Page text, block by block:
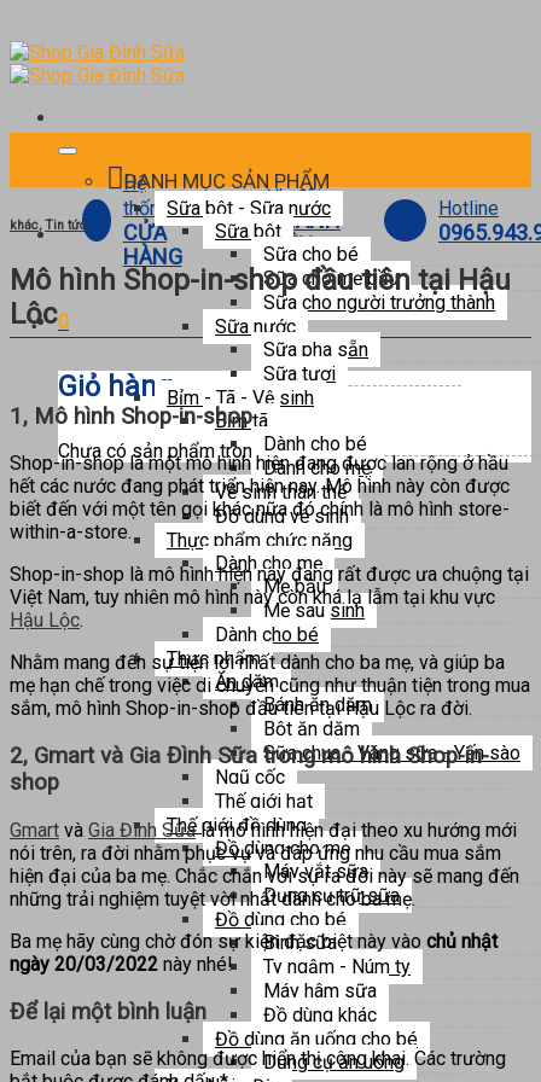
to
content
Hệ
thống
CỬA
HÀNG
Ưu đãi
THÀNH
VIÊN
Hotline
0
Giỏ hàng
Chưa có sản phẩm trong giỏ hàng.
DANH MỤC SẢN PHẨM
Sữa bột - Sữa nước
Sữa bột
Sữa cho bé
Sữa cho mẹ bầu
Sữa cho người trưởng thành
Sữa nước
Sữa pha sẵn
Sữa tươi
Bỉm - Tã - Vệ sinh
Bỉm tã
Dành cho bé
Dành cho mẹ
Vệ sinh thân thể
Đồ dùng vệ sinh
Thực phẩm chức năng
Dành cho mẹ
Mẹ bầu
Mẹ sau sinh
Dành cho bé
Thực phẩm
Ăn dặm
Bánh ăn dặm
Bột ăn dặm
Sữa chua - Váng sữa - Yến sào
Ngũ cốc
Thế giới hạt
Thế giới đồ dùng
Đồ dùng cho mẹ
Máy vắt sữa
Dụng cụ trữ sữa
Đồ dùng cho bé
Bình sữa
Ty ngậm - Núm ty
Máy hâm sữa
Đồ dùng khác
Đồ dùng ăn uống cho bé
Dụng cụ ăn uống
khác,Tin tức
Mô hình Shop-in-shop đầu tiên tại Hậu
Lộc
1, Mô hình Shop-in-shop
Shop-in-shop là một mô hình hiện đang được lan rộng ở hầu
hết các nước đang phát triển hiện nay. Mô hình này còn được
biết đến với một tên gọi khác nữa đó chính là mô hình store-
within-a-store.
Shop-in-shop là mô hình hiện nay đang rất được ưa chuộng tại
Việt Nam, tuy nhiên mô hình này còn khá lạ lẫm tại khu vực
Hậu Lộc.
Nhằm mang đến sự tiện lợi nhất dành cho ba mẹ, và giúp ba
mẹ hạn chế trong việc di chuyển cũng như thuận tiện trong mua
sắm, mô hình Shop-in-shop đầu tiên tại Hậu Lộc ra đời.
2, Gmart và Gia Đình Sữa trong mô hình Shop-in-
shop
Gmart và Gia Đình Sữalà mô hình hiện đại theo xu hướng mới
nói trên, ra đời nhằm phục vụ và đáp ứng nhu cầu mua sắm
hiện đại của ba mẹ. Chắc chắn với sự ra đời này sẽ mang đến
những trải nghiệm tuyệt vời nhất dành cho ba mẹ.
Ba mẹ hãy cùng chờ đón sự kiện đặc biệt này vào chủ nhật
ngày 20/03/2022 này nhé!
Để lại một bình luận
Email của bạn sẽ không được hiển thị công khai. Các trường